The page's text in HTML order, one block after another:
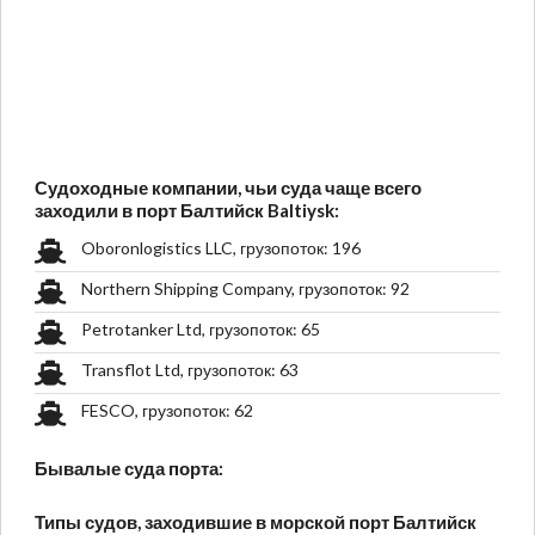
Судоходные компании, чьи суда чаще всего
заходили в порт Балтийск Baltiysk:
Oboronlogistics LLC, грузопоток: 196
Northern Shipping Company, грузопоток: 92
Petrotanker Ltd, грузопоток: 65
Transflot Ltd, грузопоток: 63
FESCO, грузопоток: 62
Бывалые суда порта:
Типы судов, заходившие в морской порт Балтийск